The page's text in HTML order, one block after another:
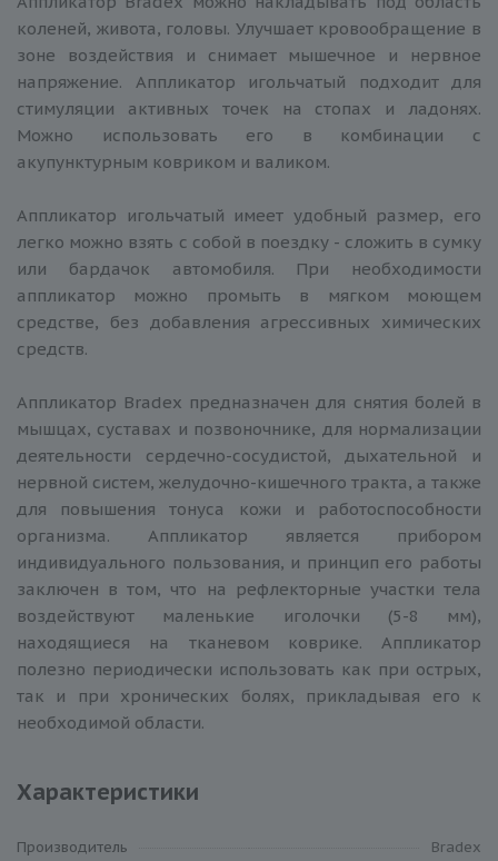
коленей, живота, головы. Улучшает кровообращение в
зоне воздействия и снимает мышечное и нервное
напряжение. Аппликатор игольчатый подходит для
стимуляции активных точек на стопах и ладонях.
Можно использовать его в комбинации с
акупунктурным ковриком и валиком.
Аппликатор игольчатый имеет удобный размер, его
легко можно взять с собой в поездку - сложить в сумку
или бардачок автомобиля. При необходимости
аппликатор можно промыть в мягком моющем
средстве, без добавления агрессивных химических
средств.
Аппликатор Bradex предназначен для снятия болей в
мышцах, суставах и позвоночнике, для нормализации
деятельности сердечно-сосудистой, дыхательной и
нервной систем, желудочно-кишечного тракта, а также
для повышения тонуса кожи и работоспособности
организма. Аппликатор является прибором
индивидуального пользования, и принцип его работы
заключен в том, что на рефлекторные участки тела
воздействуют маленькие иголочки (5-8 мм),
находящиеся на тканевом коврике. Аппликатор
полезно периодически использовать как при острых,
так и при хронических болях, прикладывая его к
необходимой области.
Характеристики
Производитель
Bradex